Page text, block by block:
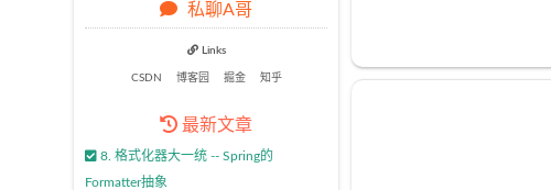
私聊A哥
Links
CSDN 博客园 掘金 知乎
最新文章
8. 格式化器大一统 -- Spring的
Formatter抽象